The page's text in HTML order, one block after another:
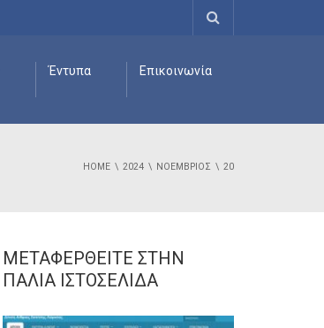
Έντυπα Επικοινωνία
HOME 2024 ΝΟΈΜΒΡΙΟΣ 20
ΜΕΤΑΦΕΡΘΕΊΤΕ ΣΤΗΝ
ΠΑΛΙΆ ΙΣΤΟΣΕΛΊΔΑ